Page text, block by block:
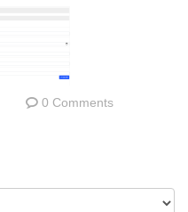
0 Comments